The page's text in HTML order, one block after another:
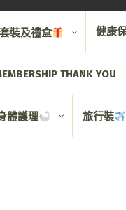
裝及禮盒 健康
THANK YOU
體護理 旅行裝